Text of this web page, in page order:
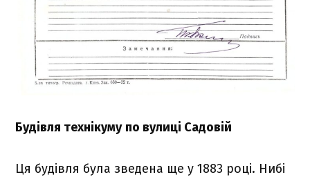
Будівля технікуму по вулиці Садовій
Ця будівля була зведена ще у 1883 році. Нибі